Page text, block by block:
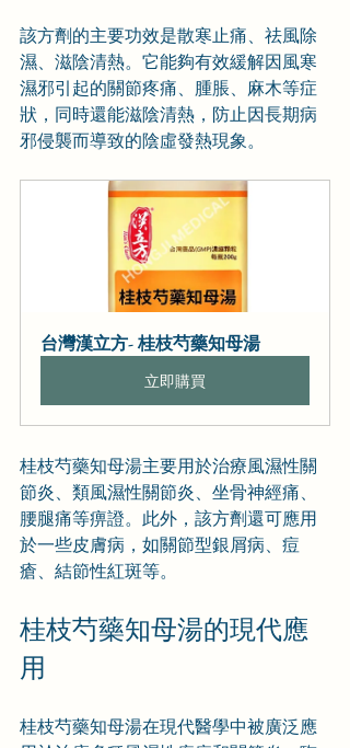
該方劑的主要功效是散寒止痛、祛風除
濕、滋陰清熱。它能夠有效緩解因風寒
濕邪引起的關節疼痛、腫脹、麻木等症
狀，同時還能滋陰清熱，防止因長期病
邪侵襲而導致的陰虛發熱現象。
台灣漢立方- 桂枝芍藥知母湯
立即購買
桂枝芍藥知母湯主要用於治療風濕性關
節炎、類風濕性關節炎、坐骨神經痛、
腰腿痛等痹證。此外，該方劑還可應用
於一些皮膚病，如關節型銀屑病、痘
瘡、結節性紅斑等。
桂枝芍藥知母湯的現代應
用
桂枝芍藥知母湯在現代醫學中被廣泛應